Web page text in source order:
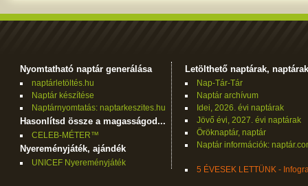
Nyomtatható naptár generálása
naptárletöltés.hu
Naptár készítése
Naptárnyomtatás: naptarkeszites.hu
Hasonlítsd össze a magasságod...
CELEB-MÉTER™
Nyereményjáték, ajándék
UNICEF Nyereményjáték
Letölthető naptárak, naptárak
Nap-Tár-Tár
Naptár archívum
Idei, 2026. évi naptárak
Jövő évi, 2027. évi naptárak
Öröknaptár, naptár
Naptár információk:
5 ÉVESEK LETTÜNK -